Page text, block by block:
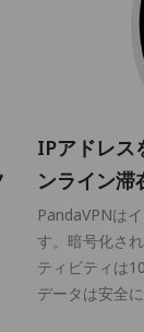
IPアドレス
ンライン滞
PandaVPNは
す。暗号化さ
ティビティは
データは安全